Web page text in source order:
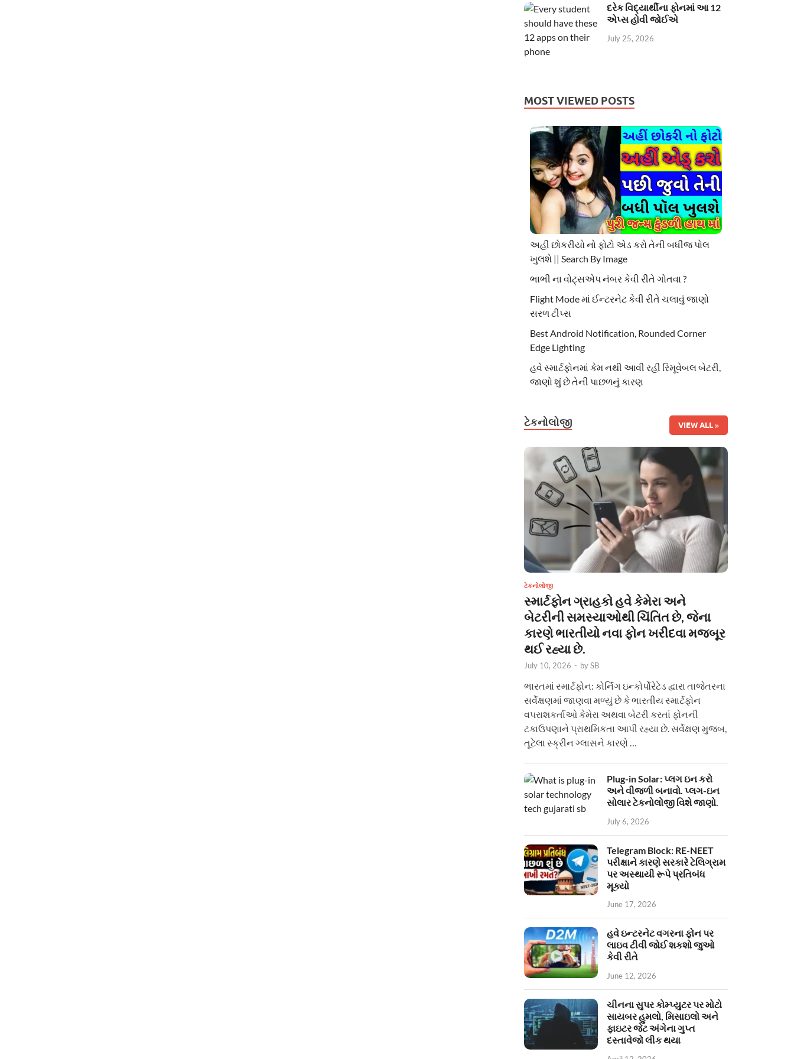
દરેક વિદ્યાર્થીના ફોનમાં આ 12
એપ્સ હોવી જોઈએ
July 25, 2026
MOST VIEWED POSTS
અહી છોકરીયો નો ફોટો એડ કરો તેની બધીજ પોલ
ખુલશે || Search By Image
ભાભી ના વોટ્સએપ નંબર કેવી રીતે ગોતવા ?
Flight Mode માં ઈન્ટરનેટ કેવી રીતે ચલાવું જાણો
સરળ ટીપ્સ
Best Android Notification, Rounded Corner
Edge Lighting
હવે સ્માર્ટફોનમાં કેમ નથી આવી રહી રિમૂવેબલ બેટરી,
જાણો શું છે તેની પાછળનું કારણ
ટેકનોલોજી VIEW ALL
ટેકનોલોજી
સ્માર્ટફોન ગ્રાહકો હવે કેમેરા અને
બેટરીની સમસ્યાઓથી ચિંતિત છે, જેના
કારણે ભારતીયો નવા ફોન ખરીદવા મજબૂર
થઈ રહ્યા છે.
July 10, 2026 - bySB
ભારતમાં સ્માર્ટફોન: કોર્નિંગ ઇન્કોર્પોરેટેડ દ્વારા તાજેતરના
સર્વેક્ષણમાં જાણવા મળ્યું છે કે ભારતીય સ્માર્ટફોન
વપરાશકર્તાઓ કેમેરા અથવા બેટરી કરતાં ફોનની
ટકાઉપણાને પ્રાથમિકતા આપી રહ્યા છે. સર્વેક્ષણ મુજબ,
તૂટેલા સ્ક્રીન ગ્લાસને કારણે …
Plug-in Solar: પ્લગ ઇન કરો
અને વીજળી બનાવો. પ્લગ-ઇન
સોલાર ટેકનોલોજી વિશે જાણો.
July 6, 2026
Telegram Block: RE-NEET
પરીક્ષાને કારણે સરકારે ટેલિગ્રામ
પર અસ્થાયી રૂપે પ્રતિબંધ
મૂક્યો
June 17, 2026
હવે ઇન્ટરનેટ વગરના ફોન પર
લાઇવ ટીવી જોઈ શકશો જુઓ
કેવી રીતે
June 12, 2026
ચીનના સુપર કોમ્પ્યુટર પર મોટો
સાયબર હુમલો, મિસાઇલો અને
ફાઇટર જેટ અંગેના ગુપ્ત
દસ્તાવેજો લીક થયા